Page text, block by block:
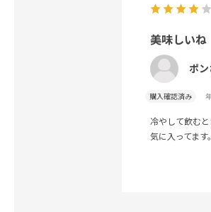
美味しいね
ポ
購入確認済み
冷やして飲む
気に入ってます